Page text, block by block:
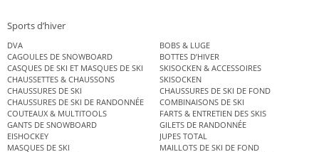
Sports d’hiver
DVA
BOBS & LUGE
CAGOULES DE SNOWBOARD
BOTTES D’HIVER
CASQUES DE SKI ET MASQUES DE SKI
SKISOCKEN & ACCESSOIRES
CHAUSSETTES & CHAUSSONS
SKISOCKEN
CHAUSSURES DE SKI
CHAUSSURES DE SKI DE FOND
CHAUSSURES DE SKI DE RANDONNÉE
COMBINAISONS DE SKI
COUTEAUX & MULTITOOLS
FARTS & ENTRETIEN DES SKIS
GANTS DE SNOWBOARD
GILETS DE RANDONNÉE
EISHOCKEY
JUPES TOTAL
MASQUES DE SKI
MAILLOTS DE SKI DE FOND